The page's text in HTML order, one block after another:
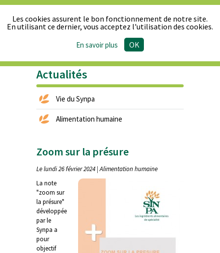
& Réglementation
Actualités Publications
Actualités
Vie du Synpa
Alimentation humaine
Zoom sur la présure
Le lundi 26 février 2024 | Alimentation humaine
La note
"zoom sur
la présure"
développée
par le
Synpa a
pour
objectif
Les cookies assurent le bon fonctionnement de notre site.
En utilisant ce dernier, vous acceptez l'utilisation des cookies.
En savoir plus OK